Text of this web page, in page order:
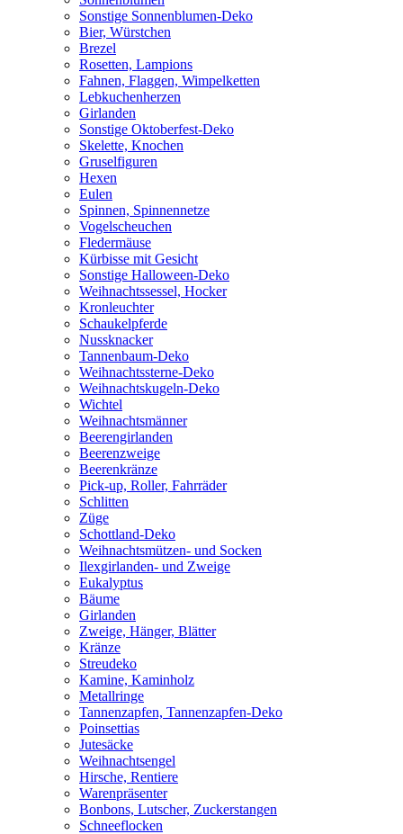
Sonstige Sonnenblumen-Deko
Bier, Würstchen
Brezel
Rosetten, Lampions
Fahnen, Flaggen, Wimpelketten
Lebkuchenherzen
Girlanden
Sonstige Oktoberfest-Deko
Skelette, Knochen
Gruselfiguren
Hexen
Eulen
Spinnen, Spinnennetze
Vogelscheuchen
Fledermäuse
Kürbisse mit Gesicht
Sonstige Halloween-Deko
Weihnachtssessel, Hocker
Kronleuchter
Schaukelpferde
Nussknacker
Tannenbaum-Deko
Weihnachtssterne-Deko
Weihnachtskugeln-Deko
Wichtel
Weihnachtsmänner
Beerengirlanden
Beerenzweige
Beerenkränze
Pick-up, Roller, Fahrräder
Schlitten
Züge
Schottland-Deko
Weihnachtsmützen- und Socken
Ilexgirlanden- und Zweige
Eukalyptus
Bäume
Girlanden
Zweige, Hänger, Blätter
Kränze
Streudeko
Kamine, Kaminholz
Metallringe
Tannenzapfen, Tannenzapfen-Deko
Poinsettias
Jutesäcke
Weihnachtsengel
Hirsche, Rentiere
Warenpräsenter
Bonbons, Lutscher, Zuckerstangen
Schneeflocken